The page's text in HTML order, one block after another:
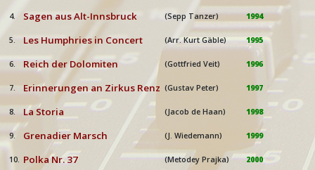
4. Sagen aus Alt-Innsbruck (Sepp Tanzer) 1994
5. Les Humphries in Concert (Arr. Kurt Gäble) 1995
6. Reich der Dolomiten (Gottfried Veit) 1996
7. Erinnerungen an Zirkus Renz (Gustav Peter) 1997
8. La Storia (Jacob de Haan) 1998
9. Grenadier Marsch (J. Wiedemann) 1999
10. Polka Nr. 37 (Metodey Prajka) 2000